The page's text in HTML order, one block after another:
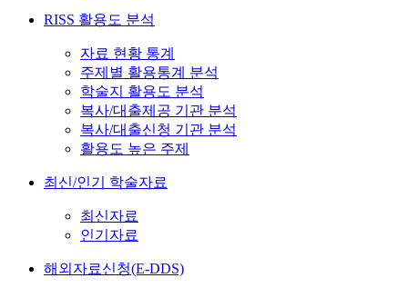
RISS 활용도 분석
자료 현황 통계
주제별 활용통계 분석
학술지 활용도 분석
복사/대출제공 기관 분석
복사/대출신청 기관 분석
활용도 높은 주제
최신/인기 학술자료
최신자료
인기자료
해외자료신청(E-DDS)